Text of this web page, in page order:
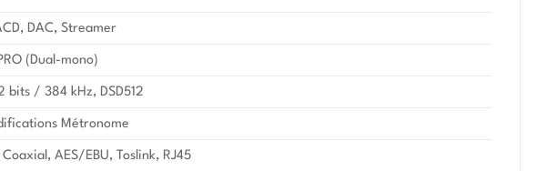
DAC, Streamer
(Dual-mono)
bits / 384 kHz, DSD512
Métronome
AES/EBU, Toslink, RJ45